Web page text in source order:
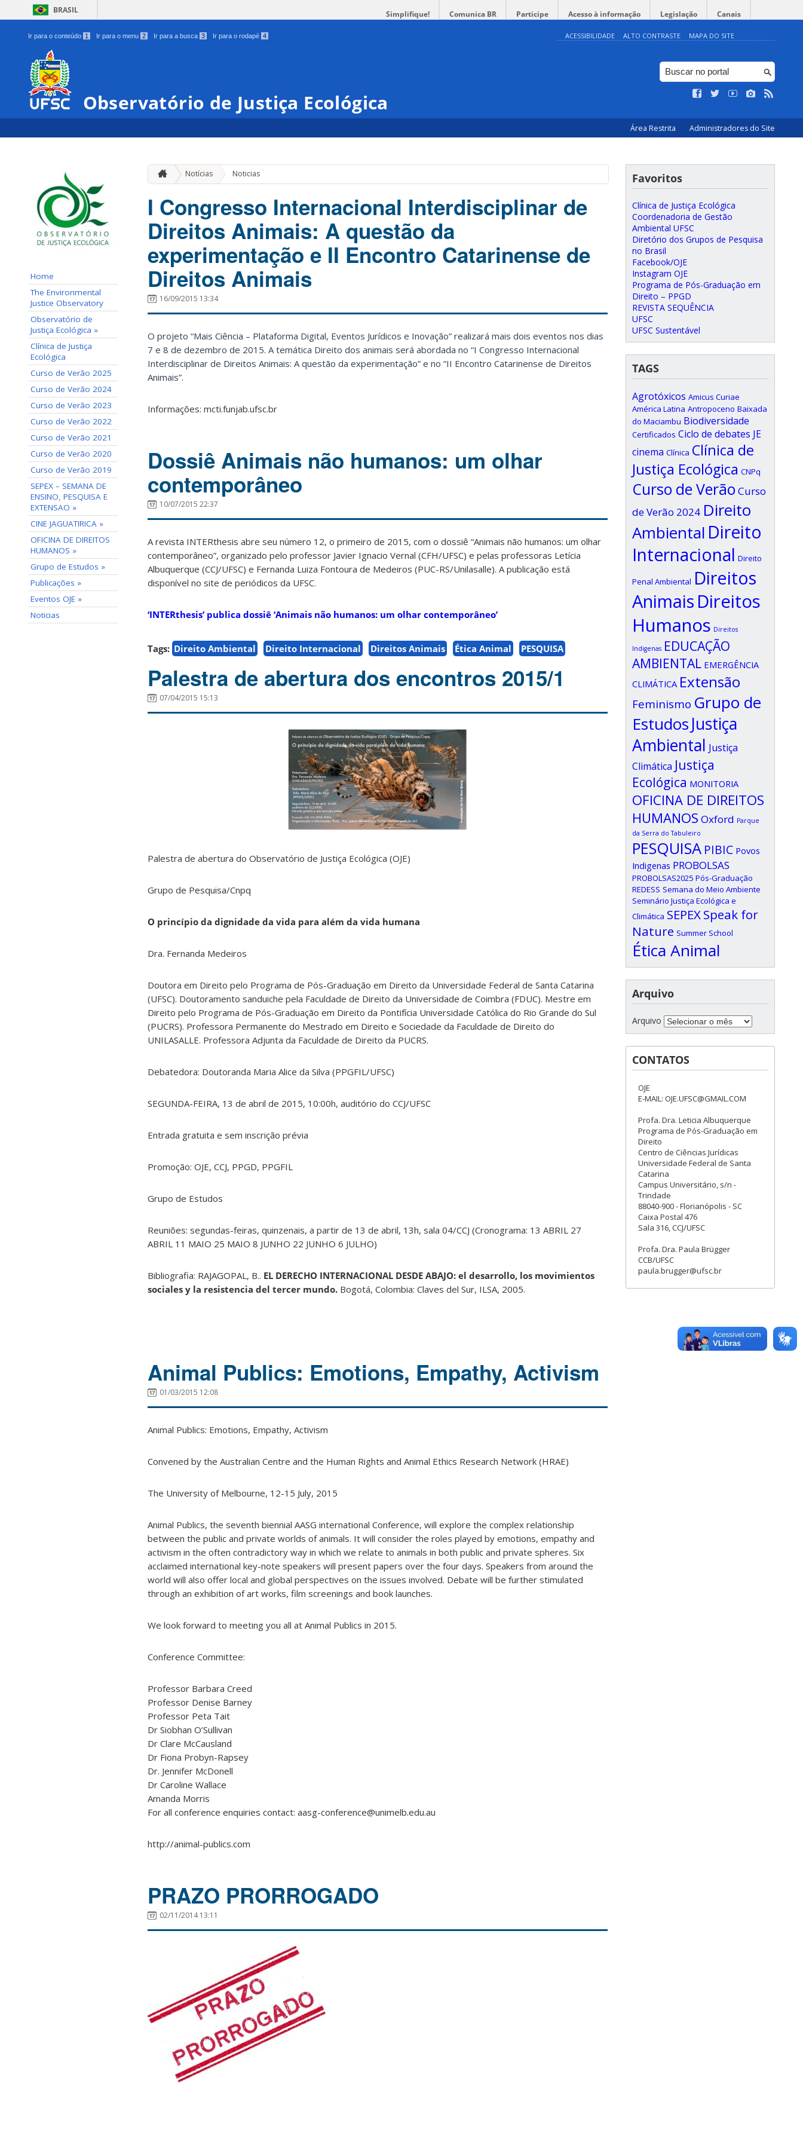
BRASIL Simplifique! Comunica BR Participe Acesso à informação Legislação Canais
Ir para o conteúdo 1 Ir para o menu 2 Ir para a busca 3 Ir para o rodapé 4 ACESSIBILIDADE ALTO CONTRASTE MAPA DO SITE
Observatório de Justiça Ecológica
Área Restrita Administradores do Site
Home
The Environmental
Justice Observatory
Observatório de
Justiça Ecológica »
Clínica de Justiça
Ecológica
Curso de Verão 2025
Curso de Verão 2024
Curso de Verão 2023
Curso de Verão 2022
Curso de Verão 2021
Curso de Verão 2020
Curso de Verão 2019
SEPEX – SEMANA DE
ENSINO, PESQUISA E
EXTENSAO »
CINE JAGUATIRICA »
OFICINA DE DIREITOS
HUMANOS »
Grupo de Estudos »
Publicações »
Eventos OJE »
Noticias
Notícias Noticias
I Congresso Internacional Interdisciplinar de
Direitos Animais: A questão da
experimentação e II Encontro Catarinense de
Direitos Animais
16/09/2015 13:34
O projeto “Mais Ciência – Plataforma Digital, Eventos Jurídicos e Inovação” realizará mais dois eventos nos dias
7 e 8 de dezembro de 2015. A temática Direito dos animais será abordada no “I Congresso Internacional
Interdisciplinar de Direitos Animais: A questão da experimentação” e no “II Encontro Catarinense de Direitos
Animais”.
Informações: mcti.funjab.ufsc.br
Dossiê Animais não humanos: um olhar
contemporâneo
10/07/2015 22:37
A revista INTERthesis abre seu número 12, o primeiro de 2015, com o dossiê “Animais não humanos: um olhar
contemporâneo”, organizado pelo professor Javier Ignacio Vernal (CFH/UFSC) e pelas professoras Letícia
Albuquerque (CCJ/UFSC) e Fernanda Luiza Fontoura de Medeiros (PUC-RS/Unilasalle). A publicação está
disponível no site de periódicos da UFSC.
‘INTERthesis’ publica dossiê ‘Animais não humanos: um olhar contemporâneo’
Tags: Direito Ambiental Direito Internacional Direitos Animais Ética Animal PESQUISA
Palestra de abertura dos encontros 2015/1
07/04/2015 15:13
Palestra de abertura do Observatório de Justiça Ecológica (OJE)
Grupo de Pesquisa/Cnpq
O princípio da dignidade da vida para além da vida humana
Dra. Fernanda Medeiros
Doutora em Direito pelo Programa de Pós-Graduação em Direito da Universidade Federal de Santa Catarina
(UFSC). Doutoramento sanduiche pela Faculdade de Direito da Universidade de Coimbra (FDUC). Mestre em
Direito pelo Programa de Pós-Graduação em Direito da Pontifícia Universidade Católica do Rio Grande do Sul
(PUCRS). Professora Permanente do Mestrado em Direito e Sociedade da Faculdade de Direito do
UNILASALLE. Professora Adjunta da Faculdade de Direito da PUCRS.
Debatedora: Doutoranda Maria Alice da Silva (PPGFIL/UFSC)
SEGUNDA-FEIRA, 13 de abril de 2015, 10:00h, auditório do CCJ/UFSC
Entrada gratuita e sem inscrição prévia
Promoção: OJE, CCJ, PPGD, PPGFIL
Grupo de Estudos
Reuniões: segundas-feiras, quinzenais, a partir de 13 de abril, 13h, sala 04/CCJ (Cronograma: 13 ABRIL 27
ABRIL 11 MAIO 25 MAIO 8 JUNHO 22 JUNHO 6 JULHO)
Bibliografia: RAJAGOPAL, B.. EL DERECHO INTERNACIONAL DESDE ABAJO: el desarrollo, los movimientos
sociales y la resistencia del tercer mundo. Bogotá, Colombia: Claves del Sur, ILSA, 2005.
Animal Publics: Emotions, Empathy, Activism
01/03/2015 12:08
Animal Publics: Emotions, Empathy, Activism
Convened by the Australian Centre and the Human Rights and Animal Ethics Research Network (HRAE)
The University of Melbourne, 12-15 July, 2015
Animal Publics, the seventh biennial AASG international Conference, will explore the complex relationship
between the public and private worlds of animals. It will consider the roles played by emotions, empathy and
activism in the often contradictory way in which we relate to animals in both public and private spheres. Six
acclaimed international key-note speakers will present papers over the four days. Speakers from around the
world will also offer local and global perspectives on the issues involved. Debate will be further stimulated
through an exhibition of art works, film screenings and book launches.
We look forward to meeting you all at Animal Publics in 2015.
Conference Committee:
Professor Barbara Creed
Professor Denise Barney
Professor Peta Tait
Dr Siobhan O’Sullivan
Dr Clare McCausland
Dr Fiona Probyn-Rapsey
Dr. Jennifer McDonell
Dr Caroline Wallace
Amanda Morris
For all conference enquiries contact: aasg-conference@unimelb.edu.au
http://animal-publics.com
PRAZO PRORROGADO
02/11/2014 13:11
Favoritos
Clínica de Justiça Ecológica
Coordenadoria de Gestão
Ambiental UFSC
Diretório dos Grupos de Pesquisa
no Brasil
Facebook/OJE
Instagram OJE
Programa de Pós-Graduação em
Direito – PPGD
REVISTA SEQUÊNCIA
UFSC
UFSC Sustentável
TAGS
Agrotóxicos Amicus Curiae
América Latina Antropoceno Baixada
do Maciambu Biodiversidade
Certificados Ciclo de debates JE
cinema Clínica Clínica de
Justiça Ecológica CNPq
Curso de Verão Curso
de Verão 2024 Direito
Ambiental Direito
Internacional Direito
Penal Ambiental Direitos
Animais Direitos
Humanos Direitos
Indigenas EDUCAÇÃO
AMBIENTAL EMERGÊNCIA
CLIMÁTICA Extensão
Feminismo Grupo de
EstudosJustiça
Ambiental Justiça
Climática Justiça
Ecológica MONITORIA
OFICINA DE DIREITOS
HUMANOS Oxford Parque
da Serra do Tabuleiro
PESQUISA PIBIC Povos
Indigenas PROBOLSAS
PROBOLSAS2025 Pós-Graduação
REDESS Semana do Meio Ambiente
Seminário Justiça Ecológica e
Climática SEPEXSpeak for
Nature Summer School
Ética Animal
Arquivo
Arquivo
CONTATOS
OJE
E-MAIL: OJE.UFSC@GMAIL.COM
Profa. Dra. Leticia Albuquerque
Programa de Pós-Graduação em
Direito
Centro de Ciências Jurídicas
Universidade Federal de Santa
Catarina
Campus Universitário, s/n -
Trindade
88040-900 - Florianópolis - SC
Caixa Postal 476
Sala 316, CCJ/UFSC
Profa. Dra. Paula Brügger
CCB/UFSC
paula.brugger@ufsc.br